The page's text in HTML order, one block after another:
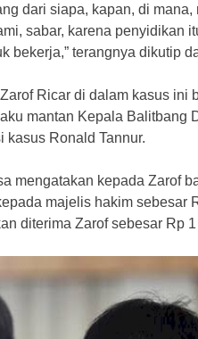
dari siapa, kapan, di
sabar, karena penyidikan
bekerja,” terangnya dikutip
Ricar di dalam kasus ini
mantan Kepala Balitbang
kasus Ronald Tannur.
mengatakan kepada Zarof
majelis hakim sebesar
diterima Zarof sebesar Rp 1